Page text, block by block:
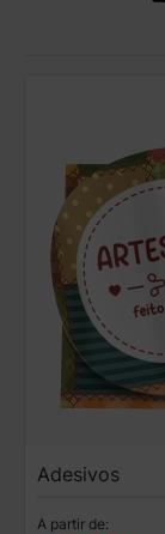
Adesivos
A partir de: